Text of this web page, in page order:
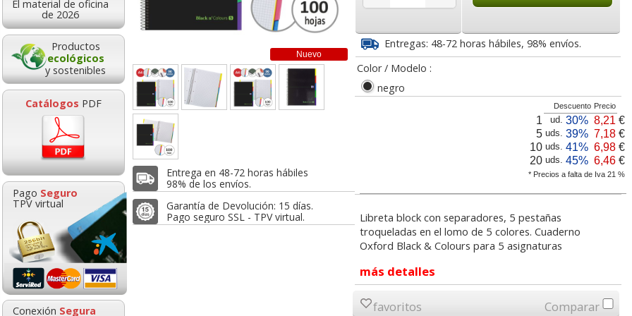
El material de oficina
de 2026
Productos
ecológicos
y sostenibles
Catálogos PDF
Pago Seguro
TPV virtual
Conexión Segura
Nuevo
Entrega en 48-72 horas hábiles
98% de los envíos.
Garantía de Devolución: 15 días.
Pago seguro SSL - TPV virtual.
Entregas: 48-72 horas hábiles, 98% envíos.
Color / Modelo :
negro
* Precios a falta de Iva 21 %
Descuento Precio
1 ud. 30% 8,21 €
5 uds. 39% 7,18 €
10 uds. 41% 6,98 €
20 uds. 45% 6,46 €
Libreta block con separadores, 5 pestañas
troqueladas en el lomo de 5 colores. Cuaderno
Oxford Black & Colours para 5 asignaturas
más detalles
favoritos Comparar
11,98 €
con Iva
desde:
7,20 con Iva
desde:1,72 €
2,08 con Iva
1,72 3,80
libretas
folio, 1
horizontal,
1,72 €
con Iva
Libreta cuaderno
Cuadricula Holandesa
cuadros 6mm, tapa
dura
desde:
90 grs, 80 hojas
Libretas Oxford,
14,50 con Iva
hojas 50% Gratis
European
moldeable maleable
para carboncillo o
Cartucho HP 304 - 302
Negro, original
N9K06AE
14,87
Cartucho HP 304XL -
302XL Tricolor alta
37,87